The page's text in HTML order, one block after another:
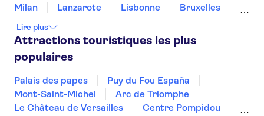
Milan
Lanzarote Lisbonne
Bruxelles
Dubai
Copenhague Minorque
Lire plus
Attractions touristiques les plus
populaires
Palais des papes
Puy du Fou España
Mont-Saint-Michel
Arc de Triomphe
Le Château de Versailles
Centre Pompidou